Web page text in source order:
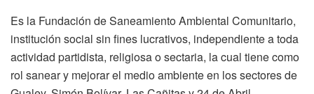
Es la Fundación de Saneamiento Ambiental Comunitario,
institución social sin fines lucrativos, independiente a toda
actividad partidista, religiosa o sectaria, la cual tiene como
rol sanear y mejorar el medio ambiente en los sectores de